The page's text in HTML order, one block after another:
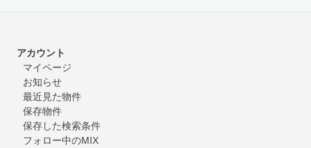
アカウント
マイページ
お知らせ
最近見た物件
保存物件
保存した検索条件
フォロー中のMIX